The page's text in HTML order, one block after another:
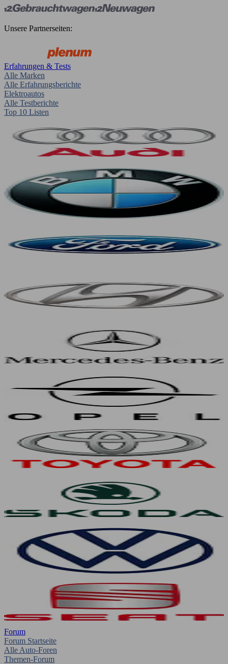
Unsere Partnerseiten:
Erfahrungen & Tests
Alle Marken
Alle Erfahrungsberichte
Elektroautos
Alle Testberichte
Top 10 Listen
Forum
Forum Startseite
Alle Auto-Foren
Themen-Forum